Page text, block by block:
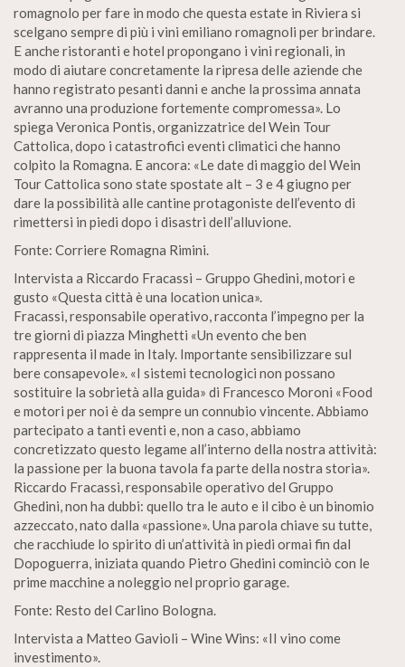
romagnolo per fare in modo che questa estate in Riviera si
scelgano sempre di più i vini emiliano romagnoli per brindare.
E anche ristoranti e hotel propongano i vini regionali, in
modo di aiutare concretamente la ripresa delle aziende che
hanno registrato pesanti danni e anche la prossima annata
avranno una produzione fortemente compromessa». Lo
spiega Veronica Pontis, organizzatrice del Wein Tour
Cattolica, dopo i catastrofici eventi climatici che hanno
colpito la Romagna. E ancora: «Le date di maggio del Wein
Tour Cattolica sono state spostate alt – 3 e 4 giugno per
dare la possibilità alle cantine protagoniste dell’evento di
rimettersi in piedi dopo i disastri dell’alluvione.
Fonte: Corriere Romagna Rimini.
Intervista a Riccardo Fracassi – Gruppo Ghedini, motori e
gusto «Questa città è una location unica».
Fracassi, responsabile operativo, racconta l’impegno per la
tre giorni di piazza Minghetti «Un evento che ben
rappresenta il made in Italy. Importante sensibilizzare sul
bere consapevole». «I sistemi tecnologici non possano
sostituire la sobrietà alla guida» di Francesco Moroni «Food
e motori per noi è da sempre un connubio vincente. Abbiamo
partecipato a tanti eventi e, non a caso, abbiamo
concretizzato questo legame all’interno della nostra attività:
la passione per la buona tavola fa parte della nostra storia».
Riccardo Fracassi, responsabile operativo del Gruppo
Ghedini, non ha dubbi: quello tra le auto e il cibo è un binomio
azzeccato, nato dalla «passione». Una parola chiave su tutte,
che racchiude lo spirito di un’attività in piedi ormai fin dal
Dopoguerra, iniziata quando Pietro Ghedini cominciò con le
prime macchine a noleggio nel proprio garage.
Fonte: Resto del Carlino Bologna.
Intervista a Matteo Gavioli – Wine Wins: «II vino come
investimento».